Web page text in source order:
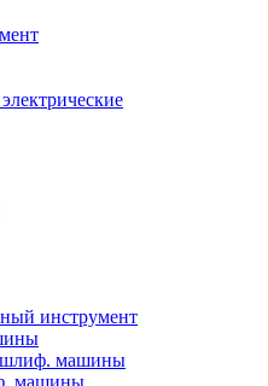
инструмент
шлиф. машины
машины